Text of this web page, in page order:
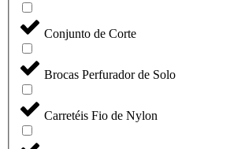
Conjunto de Corte
Brocas Perfurador de Solo
Carretéis Fio de Nylon